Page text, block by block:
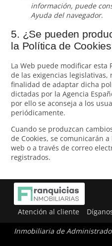
información, puede
Ayuda del navegador.
5. ¿Se pueden
la Política de
La Web puede modificar esta
de las exigencias legislativas,
finalidad de adaptar dicha
dictadas por la Agencia
por ello se aconseja a los
periódicamente.
Cuando se produzcan
de Cookies, se comunicarán
web o a través de correo
registrados.
Atención al cliente
Inmobiliaria de